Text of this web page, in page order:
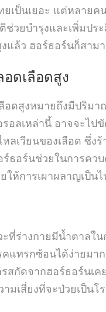
เป็นเยอะ แต่หลาย
วยบำรุงและเพิ่มปร
แล้ว ฮอร์ธอร์นก็สา
ดเลือดสูง
ดสูงหมายถึงมีปริมา
อลเหล่านี้ อาจจะไป
ลเวียนของเลือด ซึ่ง
ธอร์นช่วยในการคว
ให้การเผาผลาญเป็น
ที่ร่างกายมีน้ำตาลใ
แทรกซ้อนได้ง่ายมา
สกัดจากฮอร์ธอร์นเ
มเสี่ยงที่จะป่วยเป็นโ